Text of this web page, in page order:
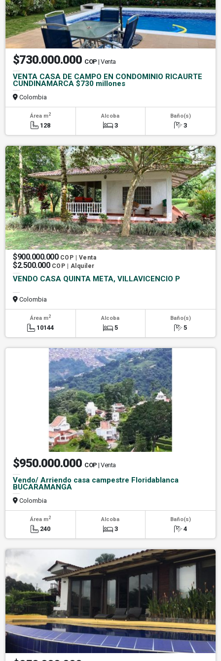
$730.000.000 COP | Venta
VENTA CASA DE CAMPO EN CONDOMINIO RICAURTE
CUNDINAMARCA $730 millones
Colombia
Área m2
128
Alcoba
3
Baño(s)
3
$900.000.000 COP | Venta
$2.500.000 COP | Alquiler
VENDO CASA QUINTA META, VILLAVICENCIO P
Colombia
Área m2
10144
Alcoba
5
Baño(s)
5
$950.000.000 COP | Venta
Vendo/ Arriendo casa campestre Floridablanca
BUCARAMANGA
Colombia
Área m2
240
Alcoba
3
Baño(s)
4